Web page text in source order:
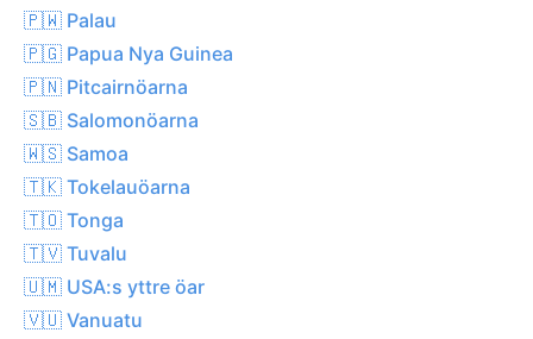
🇵🇼 Palau
🇵🇬 Papua Nya Guinea
🇵🇳 Pitcairnöarna
🇸🇧 Salomonöarna
🇼🇸 Samoa
🇹🇰 Tokelauöarna
🇹🇴 Tonga
🇹🇻 Tuvalu
🇺🇲 USA:s yttre öar
🇻🇺 Vanuatu